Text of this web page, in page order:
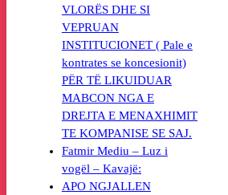
VLORËS DHE SI
VEPRUAN
INSTITUCIONET ( Pale e
kontrates se koncesionit)
PËR TË LIKUIDUAR
MABCON NGA E
DREJTA E MENAXHIMIT
TE KOMPANISE SE SAJ.
Fatmir Mediu – Luz i
vogël – Kavajë:
APO NGJALLEN